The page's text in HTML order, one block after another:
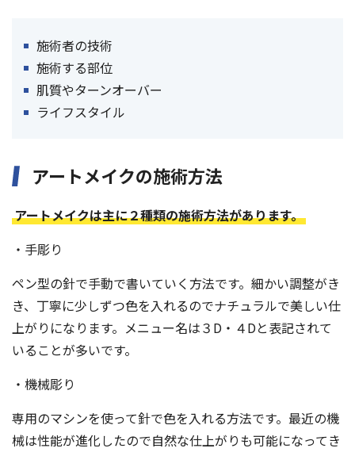
施術者の技術
施術する部位
肌質やターンオーバー
ライフスタイル
アートメイクの施術方法
アートメイクは主に２種類の施術方法があります。
・手彫り
ペン型の針で手動で書いていく方法です。細かい調整がき
き、丁寧に少しずつ色を入れるのでナチュラルで美しい仕
上がりになります。メニュー名は３D・４Dと表記されて
いることが多いです。
・機械彫り
専用のマシンを使って針で色を入れる方法です。最近の機
械は性能が進化したので自然な仕上がりも可能になってき